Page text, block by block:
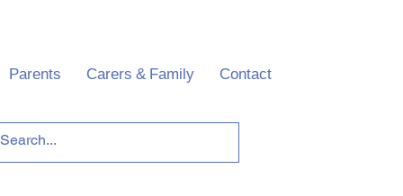
Parents Carers & Family Contact